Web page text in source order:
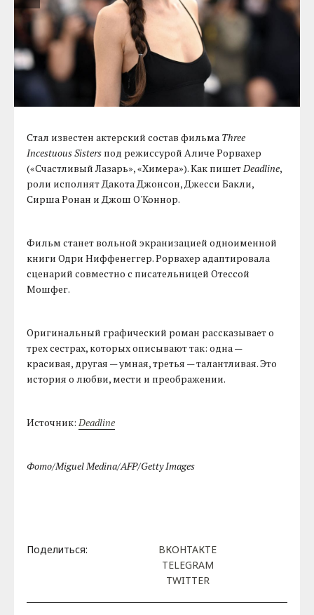
Стал известен актерский состав фильма Three
Incestuous Sisters под режиссурой Аличе Рорвахер
(«Счастливый Лазарь», «Химера»). Как пишетDeadline,
роли исполнят Дакота Джонсон, Джесси Бакли,
Сирша Ронан и Джош О'Коннор.
Фильм станет вольной экранизацией одноименной
книги Одри Ниффенеггер. Рорвахер адаптировала
сценарий совместно с писательницей Отессой
Мошфег.
Оригинальный графический роман рассказывает о
трех сестрах, которых описывают так: одна —
красивая, другая — умная, третья — талантливая. Это
история о любви, мести и преображении.
Источник:Deadline
Фото/Miguel Medina/AFP/Getty Images
Поделиться:
ВКОНТАКТЕ
TELEGRAM
TWITTER